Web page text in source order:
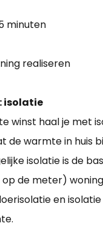
minuten
realiseren
isolatie
winst haal je met
de warmte in huis
isolatie is de
op de meter)
en